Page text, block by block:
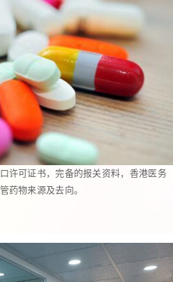
许可证书，完备的报关资料，香港医务
药物来源及去向。